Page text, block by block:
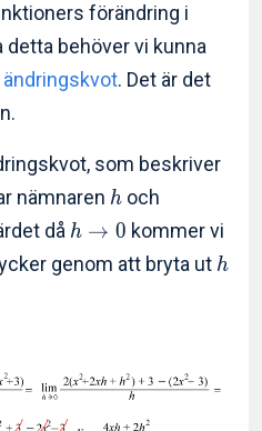
förstå Övningar & prov med
av provet
förändring i
detta behöver vi kunna
ändringskvot. Det är det
som beskriver
nämnaren h och
då h → 0 kommer vi
genom att bryta ut h